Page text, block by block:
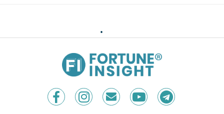
本地｜兩電明年淨電費加幅少於1%
中電及港燈明年1月1日起加電費，環境及生態局局